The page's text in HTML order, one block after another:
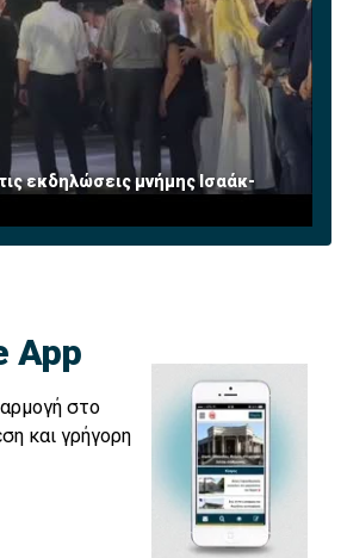
εκδηλώσεις μνήμης Ισαάκ-
App
στο
και γρήγορη